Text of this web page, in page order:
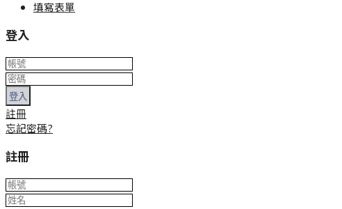
填寫表單
登入
登入
註冊
忘記密碼?
註冊